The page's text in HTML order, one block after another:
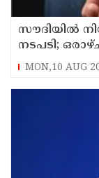
സൗദിയില്‍
നടപടി;
ലേറെ പേര്‍
MON,10 AUG